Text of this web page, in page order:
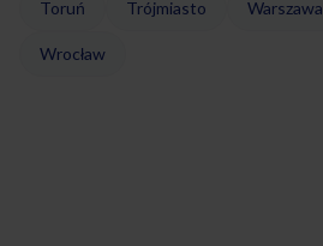
Toruń Trójmiasto Warszawa
Wrocław